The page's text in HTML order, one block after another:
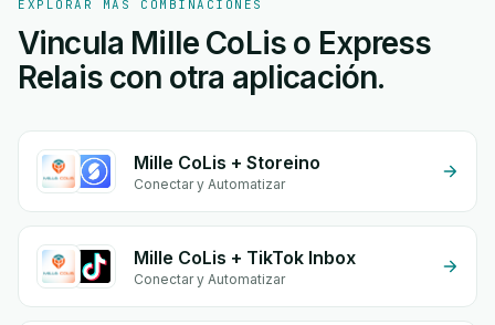
EXPLORAR MÁS COMBINACIONES
Vincula Mille CoLis o Express
Relais con otra aplicación.
Mille CoLis + Storeino
Conectar y Automatizar
Mille CoLis + TikTok Inbox
Conectar y Automatizar